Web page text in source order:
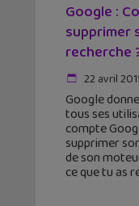
Google :
supprimer
recherche
22 avril
Google
tous ses
compte
supprimer
de son
ce que tu as